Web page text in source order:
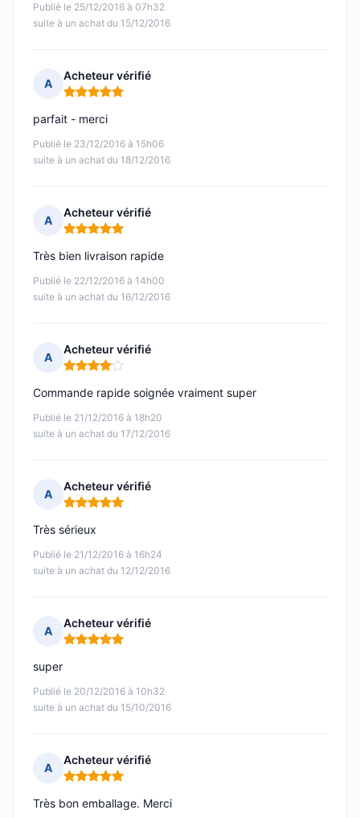
Publié le 25/12/2016 à 07h32
suite à un achat du 15/12/2016
A
Acheteur vérifié
Note : 5 sur 5
Publié le 23/12/2016 à 15h06
suite à un achat du 18/12/2016
parfait - merci
A
Acheteur vérifié
Note : 5 sur 5
Publié le 22/12/2016 à 14h00
suite à un achat du 16/12/2016
Très bien livraison rapide
A
Acheteur vérifié
Note : 4 sur 5
Publié le 21/12/2016 à 18h20
suite à un achat du 17/12/2016
Commande rapide soignée vraiment super
A
Acheteur vérifié
Note : 5 sur 5
Publié le 21/12/2016 à 16h24
suite à un achat du 12/12/2016
Très sérieux
A
Acheteur vérifié
Note : 5 sur 5
Publié le 20/12/2016 à 10h32
suite à un achat du 15/10/2016
super
A
Acheteur vérifié
Note : 5 sur 5
Très bon emballage. Merci